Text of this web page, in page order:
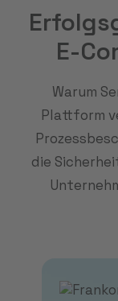
E-
Warum
Plattform
die